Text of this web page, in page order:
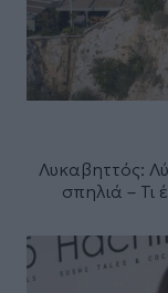
Λυκαβηττός:
σπηλιά – Τι